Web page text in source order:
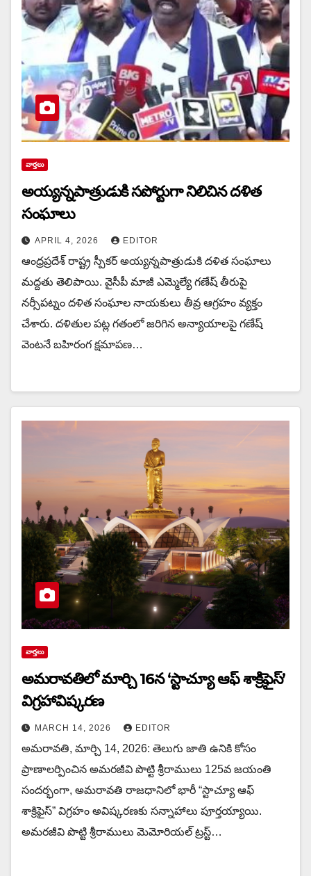
వార్త‌లు
అయ్య‌న్న‌పాత్రుడుకి స‌పోర్టుగా నిలిచిన‌ ద‌ళిత
సంఘాలు
APRIL 4, 2026 EDITOR
ఆంధ్ర‌ప్ర‌దేశ్ రాష్ట్ర‌ స్పీక‌ర్ అయ్య‌న్న‌పాత్రుడుకి ద‌ళిత సంఘాలు
మ‌ద్ద‌తు తెలిపాయి. వైసీపీ మాజీ ఎమ్మెల్యే గణేష్ తీరుపై
నర్సీపట్నం దళిత సంఘాల నాయకులు తీవ్ర ఆగ్రహం వ్యక్తం
చేశారు. దళితుల పట్ల గతంలో జరిగిన అన్యాయాలపై గణేష్
వెంటనే బహిరంగ క్షమాపణ…
వార్త‌లు
అమరావతిలో మార్చి 16న‌ ‘స్టాచ్యూ ఆఫ్ శాక్రిఫైస్’
విగ్రహావిష్కరణ
MARCH 14, 2026 EDITOR
అమరావతి, మార్చి 14, 2026: తెలుగు జాతి ఉనికి కోసం
ప్రాణాలర్పించిన అమరజీవి పొట్టి శ్రీరాములు 125వ జయంతి
సందర్భంగా, అమరావతి రాజధానిలో భారీ “స్టాచ్యూ ఆఫ్
శాక్రిఫైస్” విగ్రహం అవిష్కరణకు సన్నాహాలు పూర్తయ్యాయి.
అమరజీవి పొట్టి శ్రీరాములు మెమోరియల్ ట్రస్ట్…